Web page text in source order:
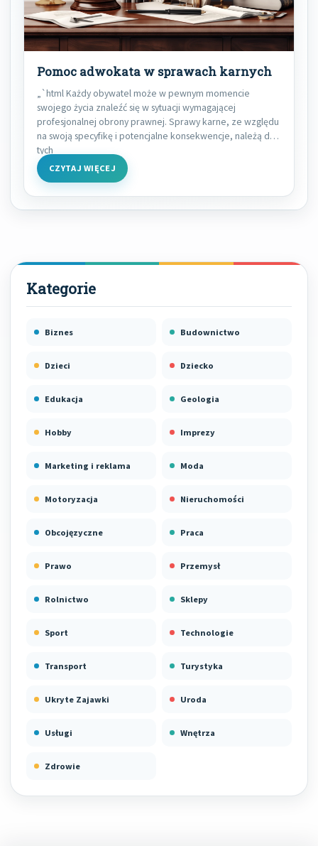
Pomoc adwokata w sprawach karnych
„`html Każdy obywatel może w pewnym momencie
swojego życia znaleźć się w sytuacji wymagającej
profesjonalnej obrony prawnej. Sprawy karne, ze względu
na swoją specyfikę i potencjalne konsekwencje, należą do
tych
CZYTAJ WIĘCEJ
Biznes Budownictwo
Dzieci Dziecko
Edukacja Geologia
Hobby Imprezy
Marketing i reklama Moda
Motoryzacja Nieruchomości
Obcojęzyczne Praca
Prawo Przemysł
Rolnictwo Sklepy
Sport Technologie
Transport Turystyka
Ukryte Zajawki Uroda
Usługi Wnętrza
Zdrowie